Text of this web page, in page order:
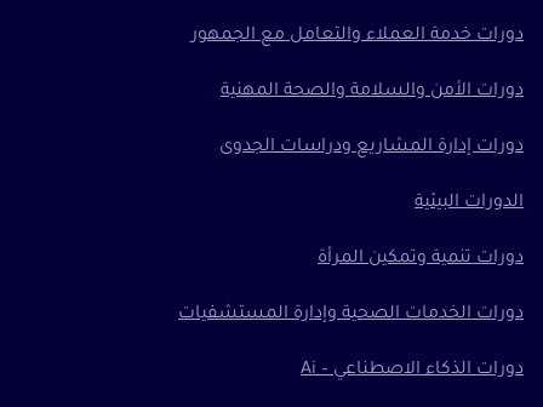
دورات خدمة العملاء والتعامل مع الجمهور
دورات الأمن والسلامة والصحة المهنية
دورات إدارة المشاريع ودراسات الجدوى
الدورات البيئية
دورات تنمية وتمكين المرأة
دورات الخدمات الصحية وإدارة المستشفيات
دورات الذكاء الاصطناعي – Ai